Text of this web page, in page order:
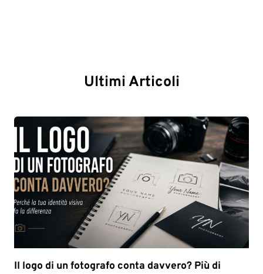
Ultimi Articoli
Il logo di un fotografo conta davvero? Più di